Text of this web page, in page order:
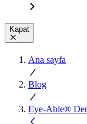
Kapat
Ana sayfa
Blog
Eye-Able®